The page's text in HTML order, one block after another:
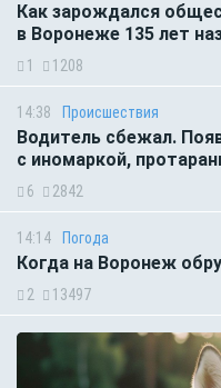
Как зарождался
в Воронеже 135 лет
1 1208
14:38 Происшествия
Водитель сбежал.
с иномаркой,
6 2842
14:14 Погода
Когда на Воронеж
2 13497